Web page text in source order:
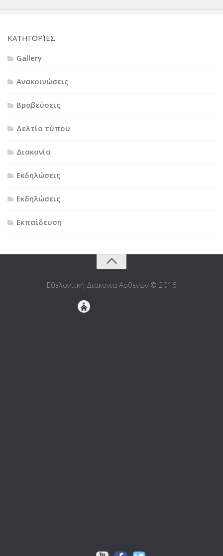
KΑΤΗΓΟΡΊΕΣ
Gallery
Ανακοινώσεις
Βραβεύσεις
Δελτία τύπου
Διακονία
Εκδηλώσεις
Εκδηλώσεις
Εκπαίδευση
Εθελοντική Διακονία Ασθενών © 2016